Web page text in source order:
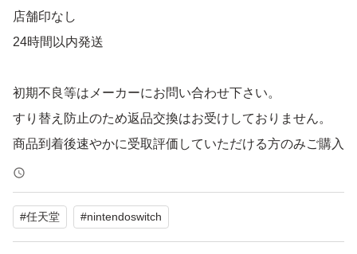
店舗印なし
24時間以内発送
初期不良等はメーカーにお問い合わせ下さい。
すり替え防止のため返品交換はお受けしておりません。
商品到着後速やかに受取評価していただける方のみご購入
下さい。
受け取りにお時間がかかる方はご遠慮下さい。
よろしくお願いいたします。
#任天堂 #nintendoswitch